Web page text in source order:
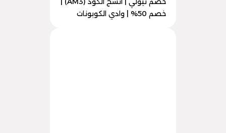
خصم 50% | وادي الكوبونات